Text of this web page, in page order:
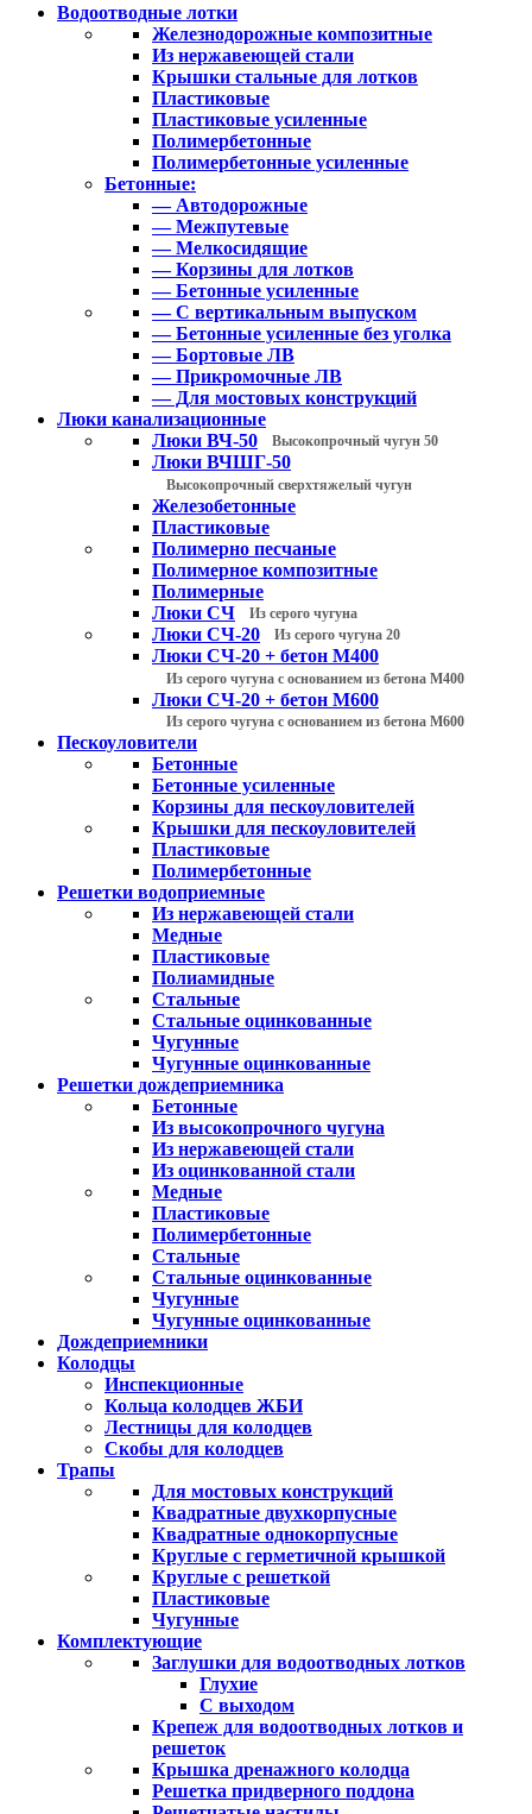
Водоотводные лотки
Железнодорожные композитные
Из нержавеющей стали
Крышки стальные для лотков
Пластиковые
Пластиковые усиленные
Полимербетонные
Полимербетонные усиленные
Бетонные:
— Автодорожные
— Межпутевые
— Мелкосидящие
— Корзины для лотков
— Бетонные усиленные
— С вертикальным выпуском
— Бетонные усиленные без уголка
— Бортовые ЛВ
— Прикромочные ЛВ
— Для мостовых конструкций
Люки канализационные
Люки ВЧ-50
Высокопрочный чугун 50
Люки ВЧШГ-50
Высокопрочный сверхтяжелый чугун
Железобетонные
Пластиковые
Полимерно песчаные
Полимерное композитные
Полимерные
Люки СЧ
Из серого чугуна
Люки СЧ-20 Из серого чугуна 20
Люки СЧ-20 + бетон М400
Из серого чугуна с основанием из бетона М400
Люки СЧ-20 + бетон М600
Из серого чугуна с основанием из бетона М600
Пескоуловители
Бетонные
Бетонные усиленные
Корзины для пескоуловителей
Крышки для пескоуловителей
Пластиковые
Полимербетонные
Решетки водоприемные
Из нержавеющей стали
Медные
Пластиковые
Полиамидные
Стальные
Стальные оцинкованные
Чугунные
Чугунные оцинкованные
Решетки дождеприемника
Бетонные
Из высокопрочного чугуна
Из нержавеющей стали
Из оцинкованной стали
Медные
Пластиковые
Полимербетонные
Стальные
Стальные оцинкованные
Чугунные
Чугунные оцинкованные
Дождеприемники
Колодцы
Инспекционные
Кольца колодцев ЖБИ
Лестницы для колодцев
Скобы для колодцев
Трапы
Для мостовых конструкций
Квадратные двухкорпусные
Квадратные однокорпусные
Круглые с герметичной крышкой
Круглые с решеткой
Пластиковые
Чугунные
Комплектующие
Заглушки для водоотводных лотков
Глухие
С выходом
Крепеж для водоотводных лотков и
решеток
Крышка дренажного колодца
Решетка придверного поддона